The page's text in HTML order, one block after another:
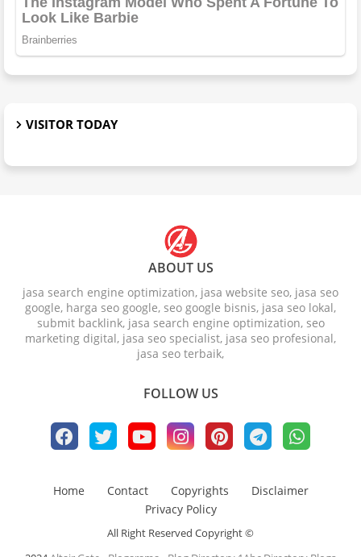
VISITOR TODAY
ABOUT US
jasa search engine optimization, jasa website seo, jasa seo
google, harga seo google, seo google bisnis, jasa seo lokal,
submit backlink, jasa search engine optimization, seo
marketing digital, jasa seo specialist, jasa seo profesional,
jasa seo terbaik,
FOLLOW US
Home Contact Copyrights
Disclaimer
Privacy Policy
All Right Reserved Copyright ©